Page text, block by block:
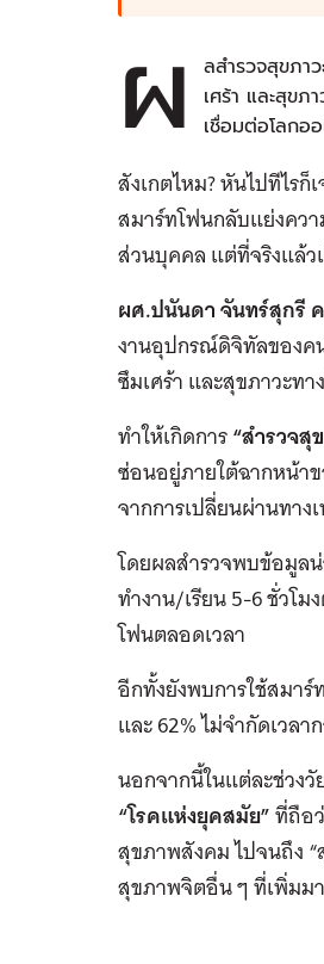
ผ
ลสำรวจสุขภา
เศร้า และสุข
เชื่อมต่อโลกอ
สังเกตไหม?หันไปทีไรก็
สมาร์ทโฟนกลับแย่งคว
ส่วนบุคคล แต่ที่จริงแล้
ผศ.ปนันดาจันทร์สุกรี
งานอุปกรณ์ดิจิทัลของค
ซึมเศร้า และสุขภาวะท
ทำให้เกิดการ“สำรวจสุ
ซ่อนอยู่ภายใต้ฉากหน้า
จากการเปลี่ยนผ่านทาง
โดยผลสำรวจพบข้อมูล
ทำงาน/เรียน 5-6 ชั่วโ
โฟนตลอดเวลา
อีกทั้งยังพบการใช้สมา
และ 62% ไม่จำกัดเวลา
นอกจากนี้ในแต่ละช่วง
“โรคแห่งยุคสมัย”ที่ถือ
สุขภาพสังคม ไปจนถึง
สุขภาพจิตอื่น ๆ ที่เพิ่มม